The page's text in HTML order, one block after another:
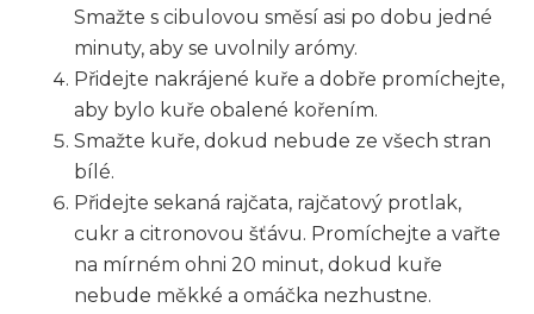
Smažte s cibulovou směsí asi po dobu jedné
minuty, aby se uvolnily arómy.
Přidejte nakrájené kuře a dobře promíchejte,
aby bylo kuře obalené kořením.
Smažte kuře, dokud nebude ze všech stran
bílé.
Přidejte sekaná rajčata, rajčatový protlak,
cukr a citronovou šťávu. Promíchejte a vařte
na mírném ohni 20 minut, dokud kuře
nebude měkké a omáčka nezhustne.